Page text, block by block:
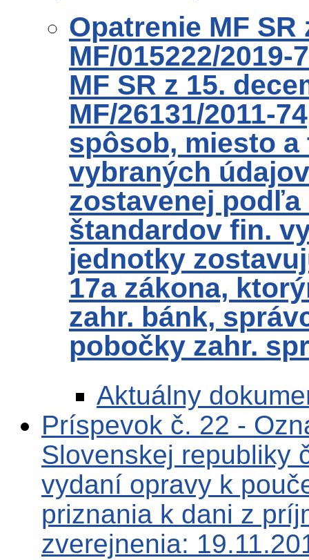
Opatrenie MF SR
MF/015222/
MF SR z 15.
MF/26131/2011-
spôsob, miesto
vybraných
zostavenej
štandardov fin.
jednotky
17a zákona,
zahr. bánk,
pobočky zahr.
Aktuálny
Príspevok č. 22 -
Slovenskej republiky
vydaní opravy k
priznania k dani z
zverejnenia: